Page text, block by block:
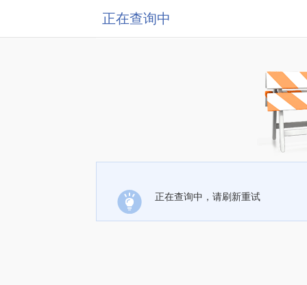
正在查询中
正在查询中，请刷新重试